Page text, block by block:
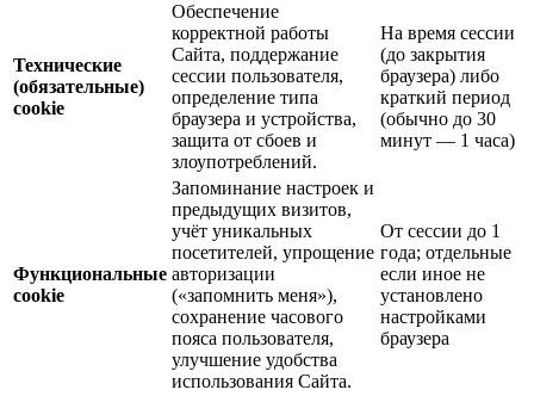
Технические
(обязательные)
cookie
Обеспечение
корректной работы
Сайта, поддержание
сессии пользователя,
определение типа
браузера и устройства,
защита от сбоев и
злоупотреблений.
На время сессии
(до закрытия
браузера) либо
краткий период
(обычно до 30
минут — 1 часа)
Функциональные
cookie
Запоминание настроек и
предыдущих визитов,
учёт уникальных
посетителей, упрощение
авторизации
(«запомнить меня»),
сохранение часового
пояса пользователя,
улучшение удобства
использования Сайта.
От сессии до 1
года; отдельные
если иное не
установлено
настройками
браузера